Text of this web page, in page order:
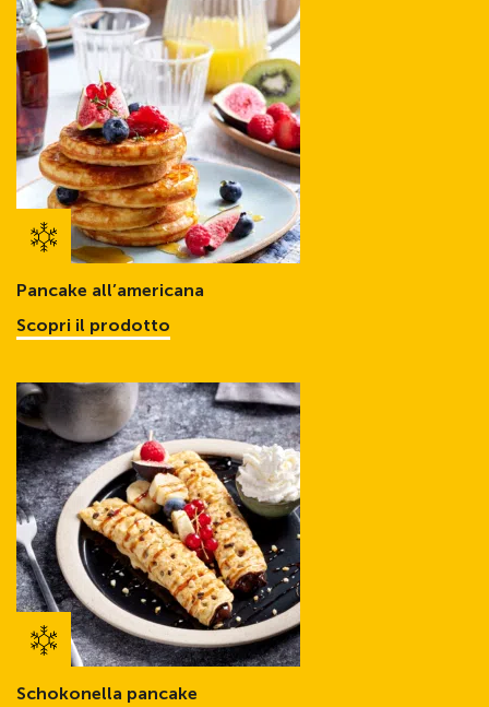
Pancake all’americana
Scopri il prodotto
Schokonella pancake